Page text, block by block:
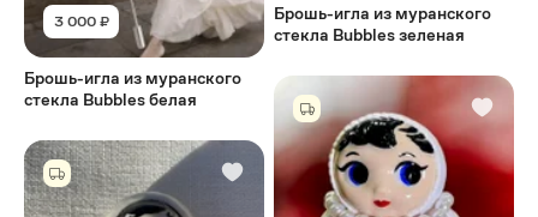
3 000 ₽
Брошь-игла из муранского
стекла Bubbles белая
Брошь-игла из муранского
стекла Bubbles зеленая